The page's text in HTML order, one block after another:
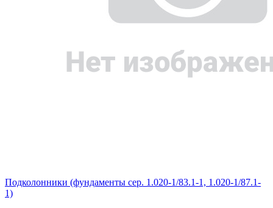
Подколонники (фундаменты сер. 1.020-1/83.1-1, 1.020-1/87.1-
1)